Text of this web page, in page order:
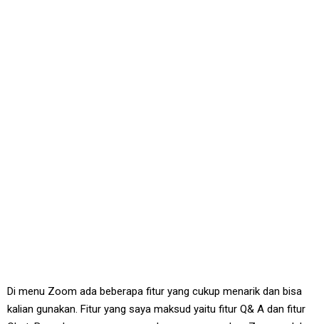
Di menu Zoom ada beberapa fitur yang cukup menarik dan bisa
kalian gunakan. Fitur yang saya maksud yaitu fitur Q& A dan fitur